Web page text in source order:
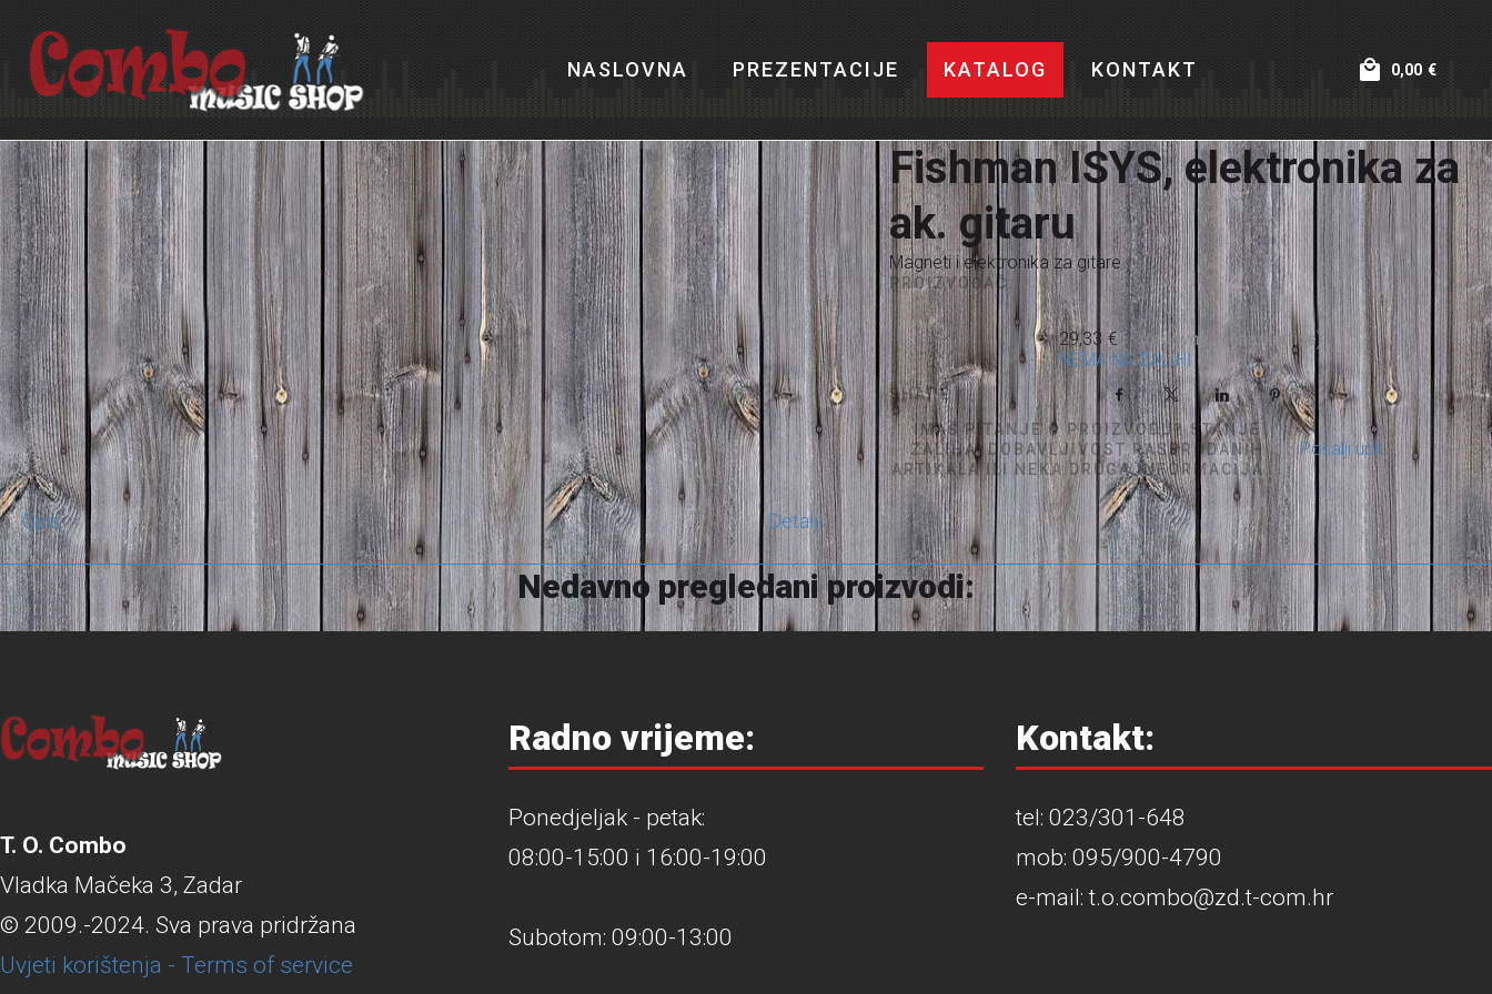
NASLOVNA PREZENTACIJE KATALOG KONTAKT €
0,00
Fishman ISYS, elektronika za
ak. gitaru
Magneti i elektronika za gitare
PROIZVOĐAČ:
€
29,33
NEMA NA ZALIHI
SHARE Facebook
X LinkedInPinterest
IMAŠ PITANJE O PROIZVODU? STANJE
ZALIHA, DOBAVLJIVOST RASPRODANIH
ARTIKALA ILI NEKA DRUGA INFORMACIJA...
Pošalji upit
Opis Detalji
Nedavno pregledani proizvodi:
T. O. Combo
Vladka Mačeka 3, Zadar
© 2009.-2024. Sva prava pridržana
Uvjeti korištenja - Terms of service
Radno vrijeme:
Ponedjeljak - petak:
08:00-15:00 i 16:00-19:00
Subotom: 09:00-13:00
Kontakt:
tel: 023/301-648
mob: 095/900-4790
e-mail: t.o.combo@zd.t-com.hr